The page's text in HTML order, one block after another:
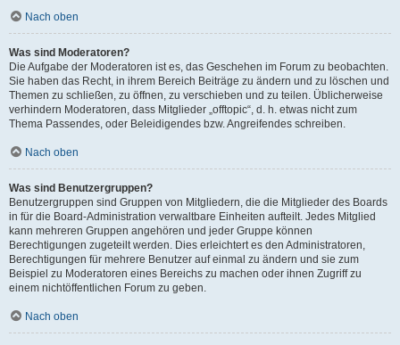
Nach oben
Was sind Moderatoren?
Die Aufgabe der Moderatoren ist es, das Geschehen im Forum zu beobachten.
Sie haben das Recht, in ihrem Bereich Beiträge zu ändern und zu löschen und
Themen zu schließen, zu öffnen, zu verschieben und zu teilen. Üblicherweise
verhindern Moderatoren, dass Mitglieder „offtopic“, d. h. etwas nicht zum
Thema Passendes, oder Beleidigendes bzw. Angreifendes schreiben.
Nach oben
Was sind Benutzergruppen?
Benutzergruppen sind Gruppen von Mitgliedern, die die Mitglieder des Boards
in für die Board-Administration verwaltbare Einheiten aufteilt. Jedes Mitglied
kann mehreren Gruppen angehören und jeder Gruppe können
Berechtigungen zugeteilt werden. Dies erleichtert es den Administratoren,
Berechtigungen für mehrere Benutzer auf einmal zu ändern und sie zum
Beispiel zu Moderatoren eines Bereichs zu machen oder ihnen Zugriff zu
einem nichtöffentlichen Forum zu geben.
Nach oben